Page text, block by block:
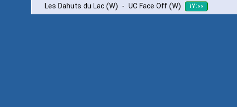
Les Dahuts du Lac (W) - UC Face Off (W) ۱۷:۰۰